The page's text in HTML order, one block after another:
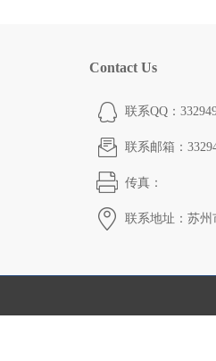
Contact Us
联系QQ：
联系邮箱：
传真：
联系地址：苏州